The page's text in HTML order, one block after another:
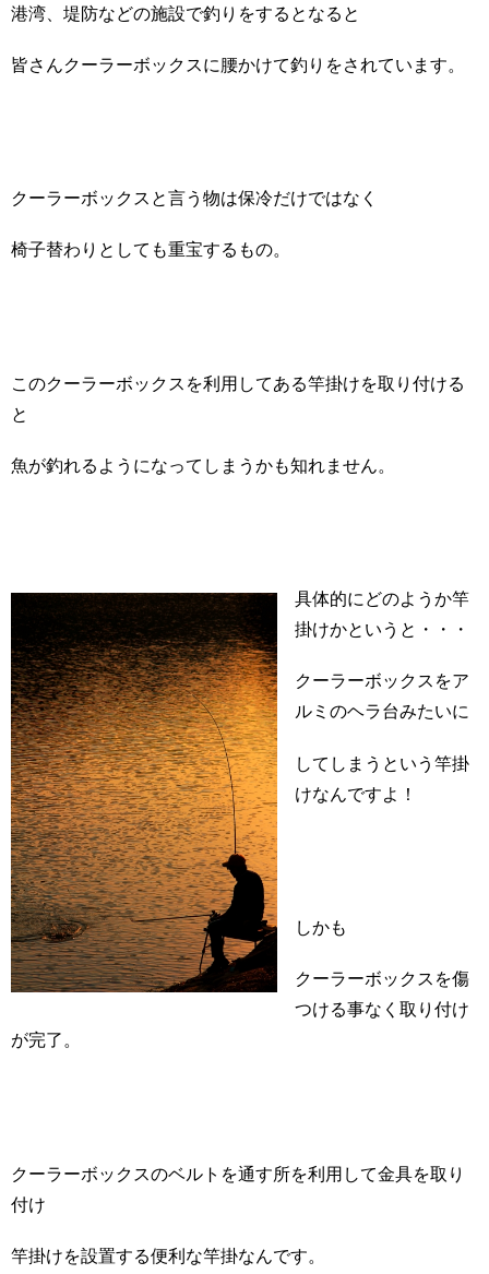
港湾、堤防などの施設で釣りをするとなると
皆さんクーラーボックスに腰かけて釣りをされています。
クーラーボックスと言う物は保冷だけではなく
椅子替わりとしても重宝するもの。
このクーラーボックスを利用してある竿掛けを取り付ける
と
魚が釣れるようになってしまうかも知れません。
具体的にどのようか竿
掛けかというと・・・
クーラーボックスをア
ルミのヘラ台みたいに
してしまうという竿掛
けなんですよ！
しかも
クーラーボックスを傷
つける事なく取り付け
が完了。
クーラーボックスのベルトを通す所を利用して金具を取り
付け
竿掛けを設置する便利な竿掛なんです。